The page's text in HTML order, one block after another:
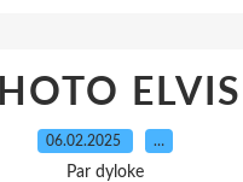
ELVIS
06.02.2025 …
Par dyloke